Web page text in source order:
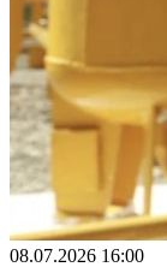
08.07.2026 16:00